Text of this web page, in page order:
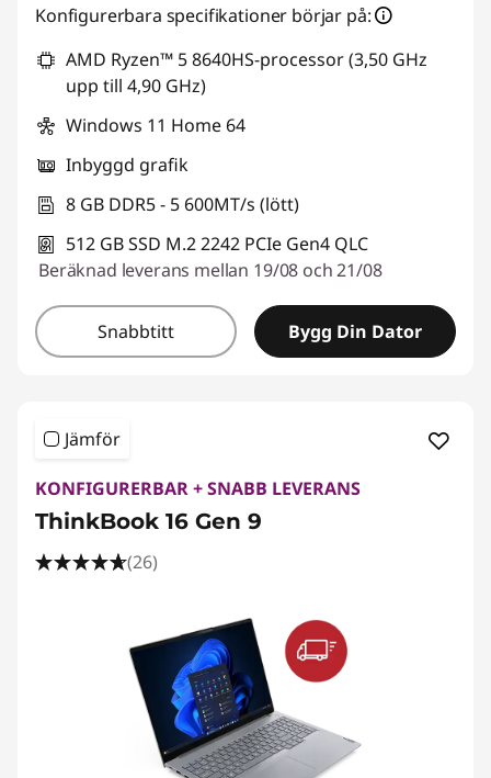
Konfigurerbara specifikationer börjar på:
AMD Ryzen™ 5 8640HS-processor (3,50 GHz
upp till 4,90 GHz)
Windows 11 Home 64
Inbyggd grafik
8 GB DDR5 - 5 600MT/s (lött)
512 GB SSD M.2 2242 PCIe Gen4 QLC
Beräknad leverans mellan 19/08 och 21/08
Snabbtitt Bygg Din Dator
Jämför
KONFIGURERBAR + SNABB LEVERANS
ThinkBook 16 Gen 9
(26)